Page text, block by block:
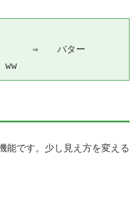
⇒　　バター
ww
能です。少し見え方を変える